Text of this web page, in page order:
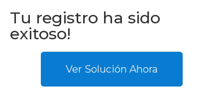
Tu registro ha sido
exitoso!
Ver Solución Ahora